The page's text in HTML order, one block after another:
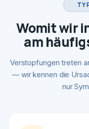
Womit wir
am
Verstopfungen treten
— wir kennen die
nur